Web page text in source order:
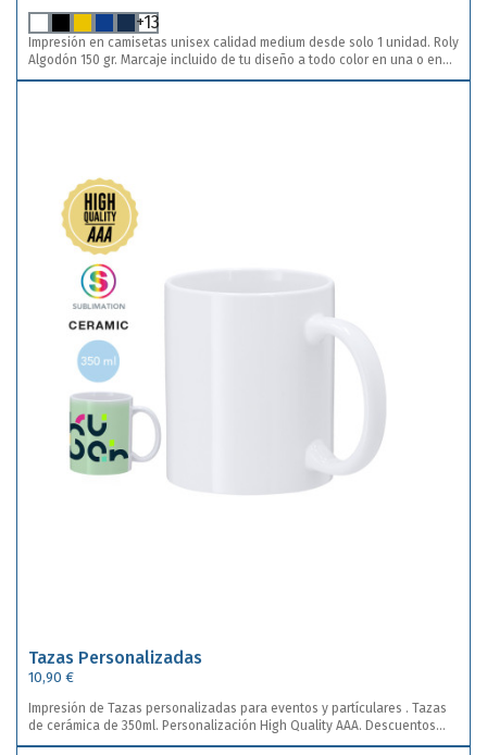
+13
Impresión en camisetas unisex calidad medium desde solo 1 unidad. Roly
Algodón 150 gr. Marcaje incluido de tu diseño a todo color en una o en
dos posiciones. Descuentos por cantidades automatizados. Envíos a
Tazas Personalizadas
10,90 €
Impresión de Tazas personalizadas para eventos y partículares . Tazas
de cerámica de 350ml. Personalización High Quality AAA. Descuentos
automátizados por cantidades. Desde 5,45€